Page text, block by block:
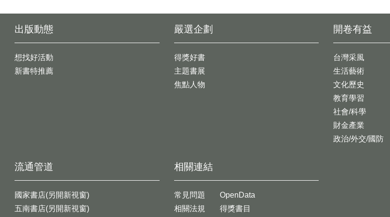
出版動態
想找好活動
新書特推薦
開卷有益
台灣采風
生活藝術
文化歷史
教育學習
社會/科學
財金產業
政治/外交/國防
嚴選企劃
得獎好書
主題書展
焦點人物
流通管道
國家書店(另開新視窗)
五南書店(另開新視窗)
相關連結
常見問題
相關法規
OpenData
得獎書目